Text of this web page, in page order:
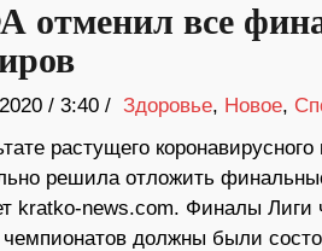
отменил все
/ 3:40 / Здоровье, Новое,
растущего
решила отложить
kratko-news.com. Финалы Лиги
чемпионатов должны были